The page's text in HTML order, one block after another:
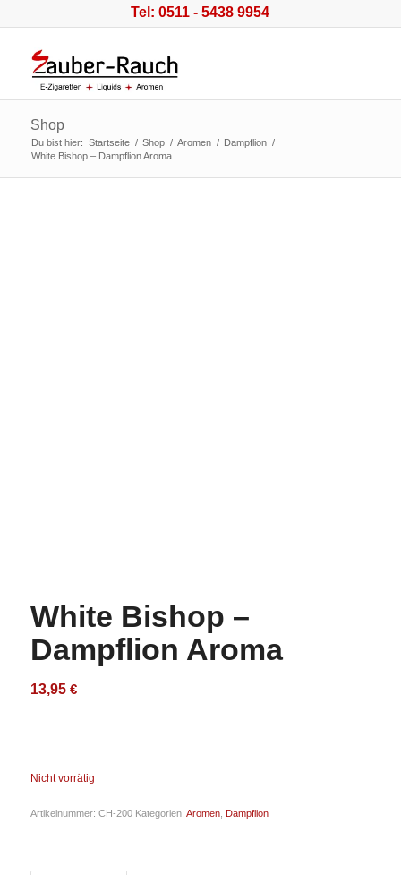
Tel: 0511 - 5438 9954
Shop
Du bist hier: Startseite / Shop / Aromen / Dampflion /
White Bishop – Dampflion Aroma
White Bishop –
Dampflion Aroma
13,95 €
Nicht vorrätig
Artikelnummer: CH-200 Kategorien: Aromen, Dampflion